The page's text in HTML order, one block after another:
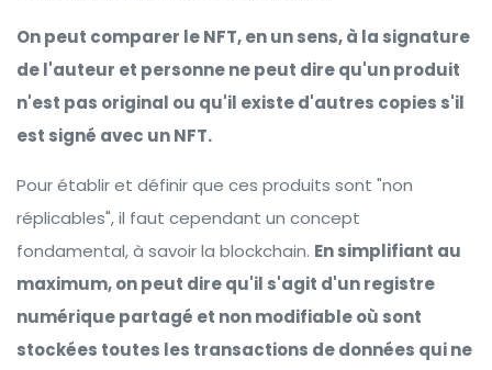
On peut comparer le NFT, en un sens, à la signature
de l'auteur et personne ne peut dire qu'un produit
n'est pas original ou qu'il existe d'autres copies s'il
est signé avec un NFT.
Pour établir et définir que ces produits sont "non
réplicables", il faut cependant un concept
fondamental, à savoir la blockchain. En simplifiant au
maximum, on peut dire qu'il s'agit d'un registre
numérique partagé et non modifiable où sont
stockées toutes les transactions de données qui ne